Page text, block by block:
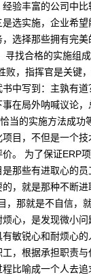
验丰富的公司中
选实施，企业希
选择那些拥有完
找合格的实施组
败，指挥官是关
中写到：主孰有
在局外呐喊议论
当的实施方法成
目，不但是一个
。 为了保证ERP
那些有进取心的
，就是那种不断
，那就是不自信
心，是发现微小
敏锐心和耐烦心
，根据承担职责
比喻成一个人去